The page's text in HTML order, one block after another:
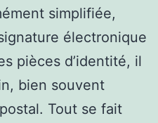
simplifiée,
électronique
pièces d’identité, il
bien souvent
Tout se fait